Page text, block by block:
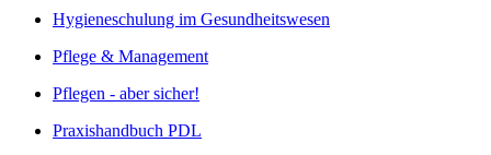
Hygieneschulung im Gesundheitswesen
Pflege & Management
Pflegen - aber sicher!
Praxishandbuch PDL